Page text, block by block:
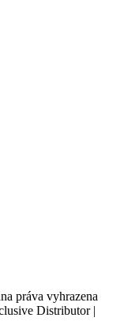
práva vyhrazena
Distributor |